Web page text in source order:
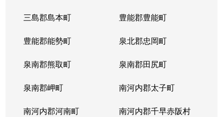
三島郡島本町 豊能郡豊能町
豊能郡能勢町 泉北郡忠岡町
泉南郡熊取町 泉南郡田尻町
泉南郡岬町 南河内郡太子町
南河内郡河南町 南河内郡千早赤阪村